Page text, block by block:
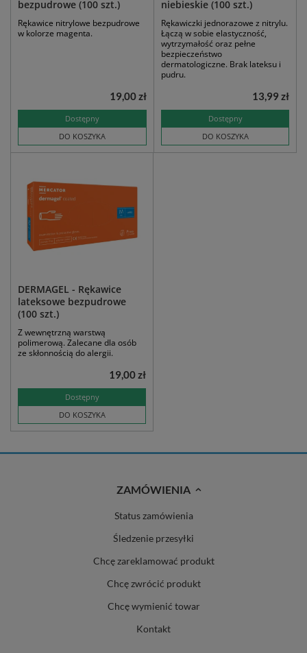
bezpudrowe (100 szt.)
Rękawice nitrylowe bezpudrowe
w kolorze magenta.
Dostępny
DO KOSZYKA
19,00 zł
niebieskie (100 szt.)
Rękawiczki jednorazowe z nitrylu.
Łączą w sobie elastyczność,
wytrzymałość oraz pełne
bezpieczeństwo
dermatologiczne. Brak lateksu i
pudru.
Dostępny
DO KOSZYKA
13,99 zł
DERMAGEL - Rękawice
lateksowe bezpudrowe
(100 szt.)
Z wewnętrzną warstwą
polimerową. Zalecane dla osób
ze skłonnością do alergii.
Dostępny
DO KOSZYKA
19,00 zł
ZAMÓWIENIA
Status zamówienia
Śledzenie przesyłki
Chcę zareklamować produkt
Chcę zwrócić produkt
Chcę wymienić towar
Kontakt